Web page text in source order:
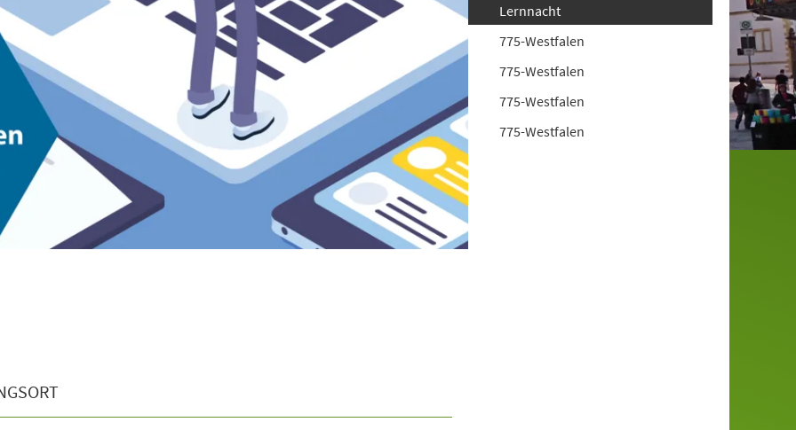
Lernnacht
775-Westfalen
775-Westfalen
775-Westfalen
775-Westfalen